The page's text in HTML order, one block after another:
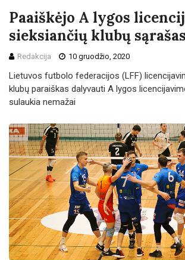
Paaiškėjo A lygos
sieksiančių klubų sąrašas
Redakcija 10 gruodžio, 2020
Lietuvos futbolo federacijos (LFF)
klubų paraiškas dalyvauti A lygos
sulaukia nemažai